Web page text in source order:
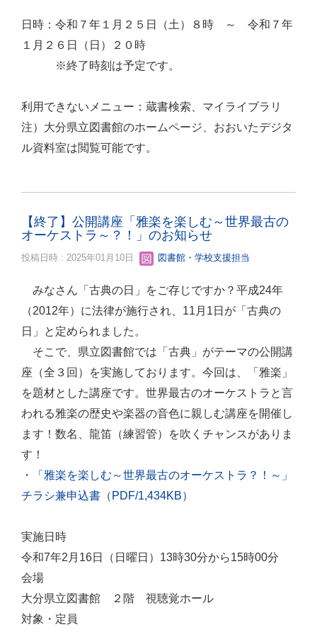
日時：令和７年１月２５日（土）８時 ～ 令和７年
１月２６日（日）２０時
※終了時刻は予定です。
利用できないメニュー：蔵書検索、マイライブラリ
注）大分県立図書館のホームページ、おおいたデジタ
ル資料室は閲覧可能です。
【終了】公開講座「雅楽を楽しむ～世界最古の
オーケストラ～？！」のお知らせ
投稿日時 : 2025年01月10日 図書館・学校支援担当
みなさん「古典の日」をご存じですか？平成24年
（2012年）に法律が施行され、11月1日が「古典の
日」と定められました。
そこで、県立図書館では「古典」がテーマの公開講
座（全３回）を実施しております。今回は、「雅楽」
を題材とした講座です。世界最古のオーケストラと言
われる雅楽の歴史や楽器の音色に親しむ講座を開催し
ます！数名、龍笛（練習管）を吹くチャンスがありま
す！
・
「雅楽を楽しむ～世界最古のオーケストラ？！～」
チラシ兼申込書（PDF/1,434KB）
実施日時
令和7年2月16日（日曜日）13時30分から15時00分
会場
大分県立図書館 ２階 視聴覚ホール
対象・定員